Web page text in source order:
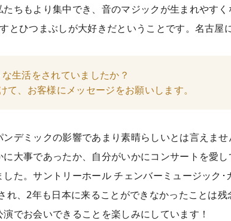
ちもより集中でき、音のマジックが生まれやすく
とひつまぶしが大好きだということです。名古屋
生活をされていましたか？
、お客様にメッセージをお願いします。
デミックの影響であまり素晴らしいとは言えませ
大事であったか、自分がいかにコンサートを愛し
た。サントリーホール チェンバーミュージック･
れ、2年も日本に来ることができなかったことは残
でお会いできることを楽しみにしています！